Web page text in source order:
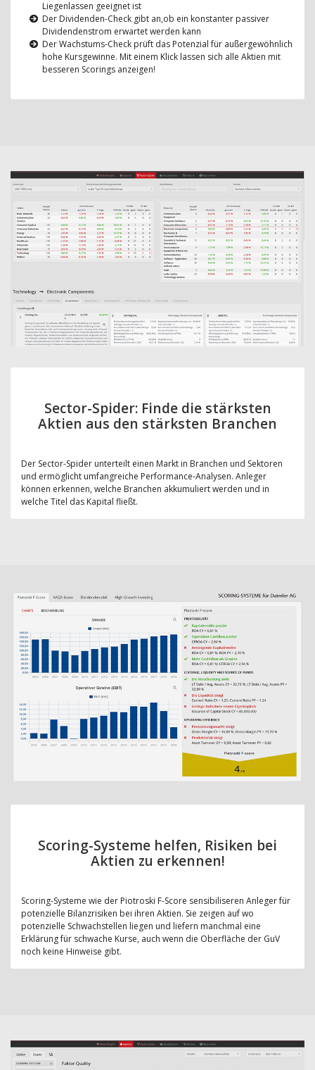
Liegenlassen geeignet ist
Der Dividenden-Check gibt an,ob ein konstanter passiver
Dividendenstrom erwartet werden kann
Der Wachstums-Check prüft das Potenzial für außergewöhnlich
hohe Kursgewinne. Mit einem Klick lassen sich alle Aktien mit
besseren Scorings anzeigen!
Sector-Spider: Finde die stärksten
Aktien aus den stärksten Branchen
Der Sector-Spider unterteilt einen Markt in Branchen und Sektoren
und ermöglicht umfangreiche Performance-Analysen. Anleger
können erkennen, welche Branchen akkumuliert werden und in
welche Titel das Kapital fließt.
Scoring-Systeme helfen, Risiken bei
Aktien zu erkennen!
Scoring-Systeme wie der Piotroski F-Score sensibiliseren Anleger für
potenzielle Bilanzrisiken bei ihren Aktien. Sie zeigen auf wo
potenzielle Schwachstellen liegen und liefern manchmal eine
Erklärung für schwache Kurse, auch wenn die Oberfläche der GuV
noch keine Hinweise gibt.